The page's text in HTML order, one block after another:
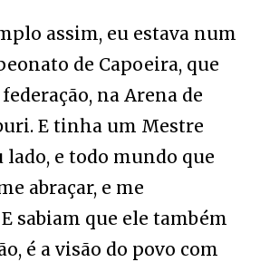
assim, eu estava num
de Capoeira, que
na Arena de
E tinha um Mestre
lado, e todo mundo que
abraçar, e me
sabiam que ele também
é a visão do povo com